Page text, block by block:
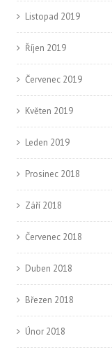
Listopad 2019
Říjen 2019
Červenec 2019
Květen 2019
Leden 2019
Prosinec 2018
Září 2018
Červenec 2018
Duben 2018
Březen 2018
Únor 2018